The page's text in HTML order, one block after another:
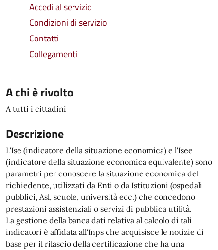
Accedi al servizio
Condizioni di servizio
Contatti
Collegamenti
A chi è rivolto
A tutti i cittadini
Descrizione
L'Ise (indicatore della situazione economica) e l'Isee
(indicatore della situazione economica equivalente) sono
parametri per conoscere la situazione economica del
richiedente, utilizzati da Enti o da Istituzioni (ospedali
pubblici, Asl, scuole, università ecc.) che concedono
prestazioni assistenziali o servizi di pubblica utilità.
La gestione della banca dati relativa al calcolo di tali
indicatori è affidata all'Inps che acquisisce le notizie di
base per il rilascio della certificazione che ha una